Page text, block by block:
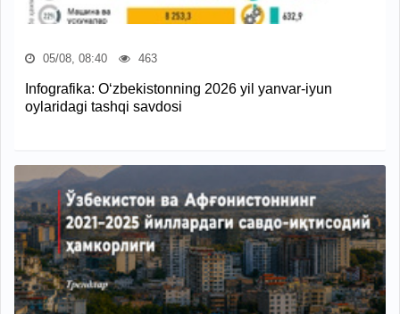
05/08, 08:40 463
Infografika: O‘zbekistonning 2026 yil yanvar-iyun
oylaridagi tashqi savdosi